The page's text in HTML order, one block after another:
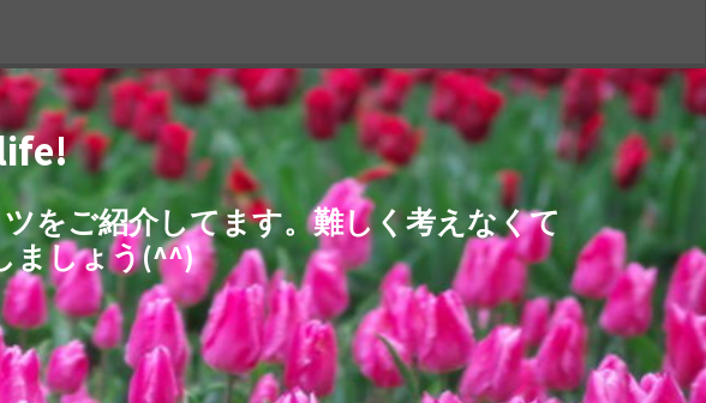
をご紹介してます。難しく考えなくて
ましょう(^^)